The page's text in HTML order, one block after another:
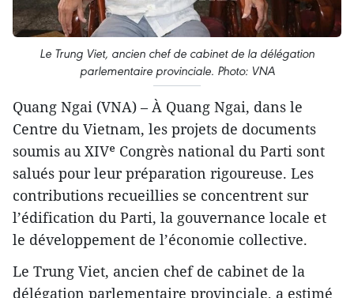
Le Trung Viet, ancien chef de cabinet de la délégation
parlementaire provinciale. Photo: VNA
Quang Ngai (VNA) – À Quang Ngai, dans le
Centre du Vietnam, les projets de documents
soumis au XIVᵉ Congrès national du Parti sont
salués pour leur préparation rigoureuse. Les
contributions recueillies se concentrent sur
l’édification du Parti, la gouvernance locale et
le développement de l’économie collective.
Le Trung Viet, ancien chef de cabinet de la
délégation parlementaire provinciale, a estimé